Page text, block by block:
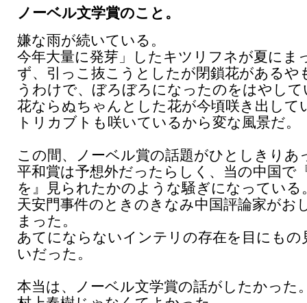
ノーベル文学賞のこと。
嫌な雨が続いている。
今年大量に発芽」したキツリフネが夏にま
ず、引っこ抜こうとしたが閉鎖花があるや
うわけで、ぼろぼろになったのをはやして
花ならぬちゃんとした花が今頃咲き出して
トリカブトも咲いているから変な風景だ。
この間、ノーベル賞の話題がひとしきりあ
平和賞は予想外だったらしく、当の中国で
を』見られたかのような騒ぎになっている
天安門事件のときのきなみ中国評論家がお
まった。
あてにならないインテリの存在を目にもの
いだった。
本当は、ノーベル文学賞の話がしたかった